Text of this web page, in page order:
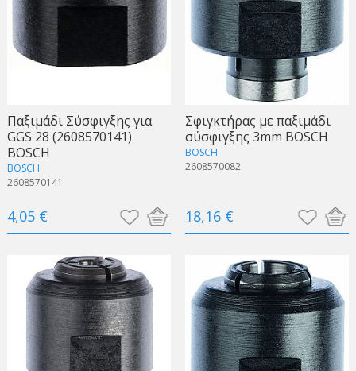
Παξιμάδι Σύσφιγξης για
GGS 28 (2608570141)
BOSCH
BOSCH
2608570141
4,05 €
Σφιγκτήρας με παξιμάδι
σύσφιγξης 3mm BOSCH
BOSCH
2608570082
18,16 €